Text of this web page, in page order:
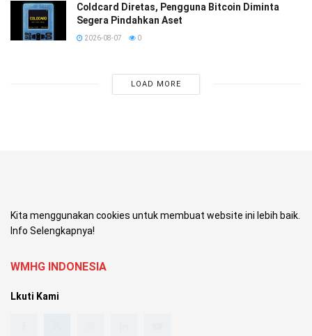
Coldcard Diretas, Pengguna Bitcoin Diminta
Segera Pindahkan Aset
2026-08-07 0
LOAD MORE
Kita menggunakan cookies untuk membuat website ini lebih baik.
Info Selengkapnya!
WMHG INDONESIA
Lkuti Kami